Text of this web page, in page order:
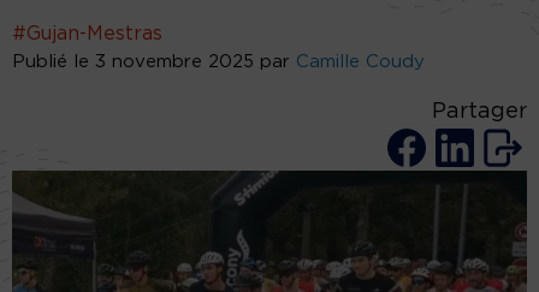
#Gujan-Mestras
Publié le 3 novembre 2025 par Camille Coudy
Partager